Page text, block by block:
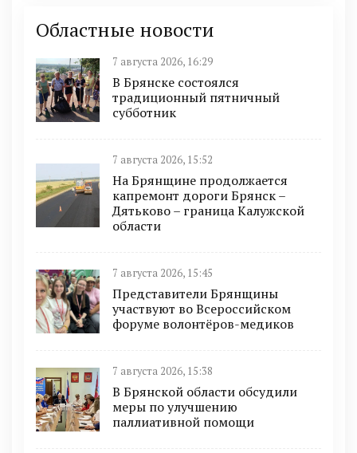
Областные новости
7 августа 2026, 16:29
В Брянске состоялся
традиционный пятничный
субботник
7 августа 2026, 15:52
На Брянщине продолжается
капремонт дороги Брянск –
Дятьково – граница Калужской
области
7 августа 2026, 15:45
Представители Брянщины
участвуют во Всероссийском
форуме волонтёров-медиков
7 августа 2026, 15:38
В Брянской области обсудили
меры по улучшению
паллиативной помощи